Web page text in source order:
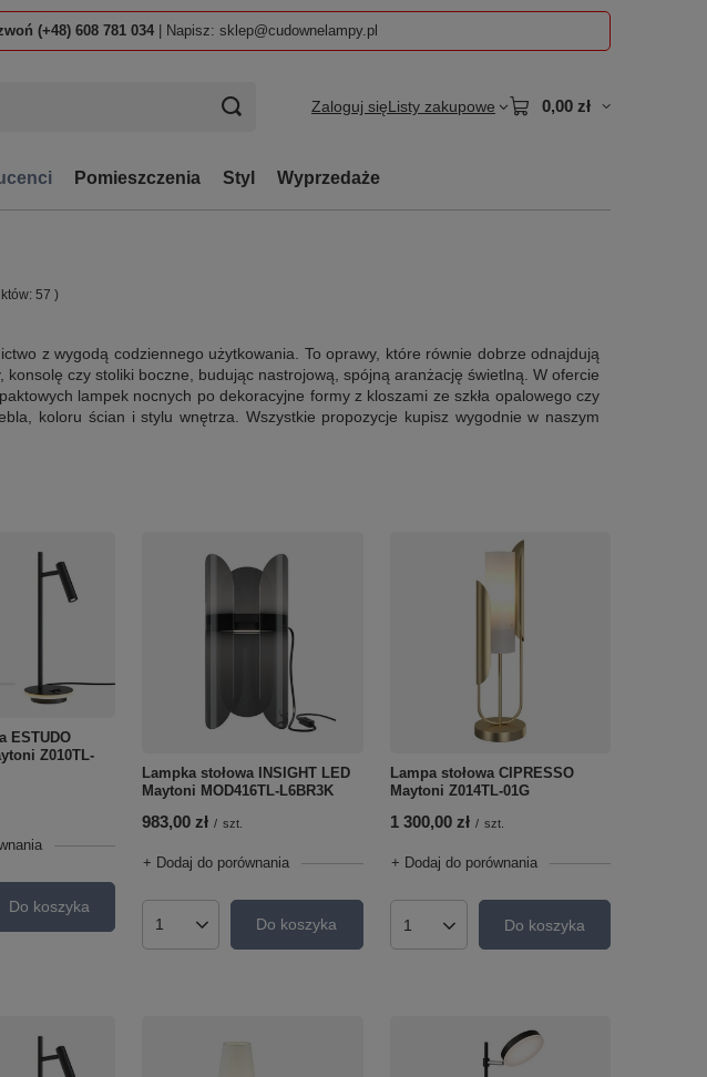
(+48) 608 781 034 | Napisz: sklep@cudownelampy.pl
Zaloguj sięListy zakupowe 0,00 zł
Pomieszczenia Styl Wyprzedaże
57 )
z wygodą codziennego użytkowania. To oprawy, które równie dobrze odnajdują
czy stoliki boczne, budując nastrojową, spójną aranżację świetlną. W ofercie
lampek nocnych po dekoracyjne formy z kloszami ze szkła opalowego czy
koloru ścian i stylu wnętrza. Wszystkie propozycje kupisz wygodnie w naszym
ESTUDO
Z010TL-
Do koszyka
Lampka stołowa INSIGHT LED
Maytoni MOD416TL-L6BR3K
983,00 zł / szt.
+ Dodaj do porównania
Ilość produktówDo koszyka
Lampa stołowa CIPRESSO
Maytoni Z014TL-01G
1 300,00 zł / szt.
+ Dodaj do porównania
Ilość produktówDo koszyka